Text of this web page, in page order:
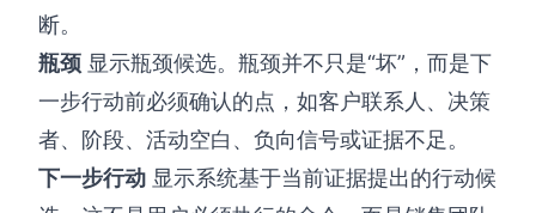
断。
瓶颈 显示瓶颈候选。瓶颈并不只是“坏”，而是下
一步行动前必须确认的点，如客户联系人、决策
者、阶段、活动空白、负向信号或证据不足。
下一步行动 显示系统基于当前证据提出的行动候